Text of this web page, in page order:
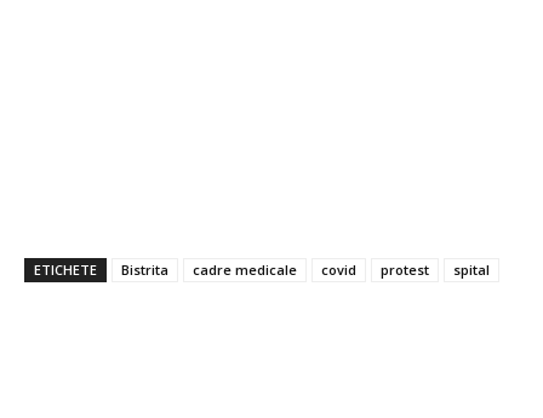
ETICHETE Bistrita cadre medicale covid protest spital